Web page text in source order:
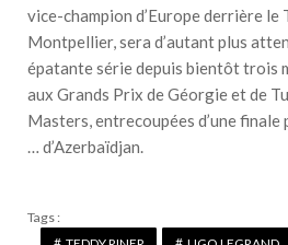
vice-champion d’Europe derrière le
Montpellier, sera d’autant plus
épatante série depuis bientôt trois
aux Grands Prix de Géorgie et de
Masters, entrecoupées d’une finale
… d’Azerbaïdjan.
Tags :